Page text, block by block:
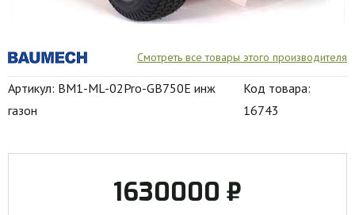
Смотреть все товары этого производителя
Артикул: BM1-ML-02Pro-GB750E инж
газон
Код товара:
16743
1630000 ₽